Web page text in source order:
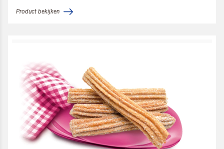
Product bekijken